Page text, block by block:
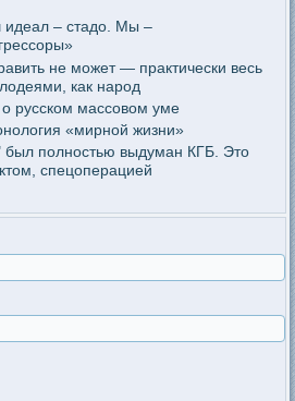
идеал – стадо. Мы –
не может — практически весь
как народ
русском массовом уме
«мирной жизни»
был полностью выдуман КГБ. Это
спецоперацией